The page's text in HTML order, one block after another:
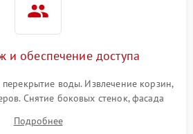
и обеспечение доступа
воды. Извлечение корзин,
Снятие боковых стенок, фасада
насосу, ТЭНу и сливной помпе.
Подробнее